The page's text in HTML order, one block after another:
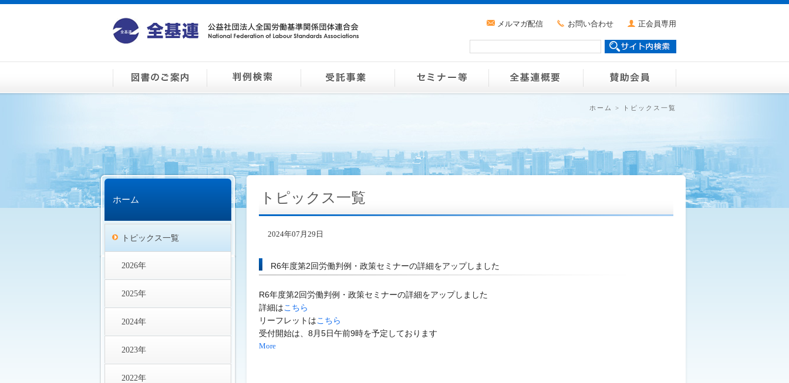
メルマガ配信 お問い合わせ 正会員専用
ホーム > トピックス一覧
ホーム
トピックス一覧
2026年
2025年
2024年
2023年
2022年
トピックス一覧
2024年07月29日
R6年度第2回労働判例・政策セミナーの詳細をアップしました
R6年度第2回労働判例・政策セミナーの詳細をアップしました
詳細はこちら
リーフレットはこちら
受付開始は、8月5日午前9時を予定しております
More